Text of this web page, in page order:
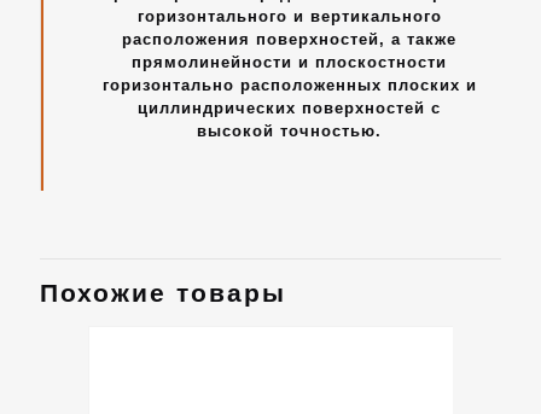
горизонтального и вертикального
расположения поверхностей, а также
прямолинейности и плоскостности
горизонтально расположенных плоских и
циллиндрических поверхностей с
высокой точностью.
Похожие товары